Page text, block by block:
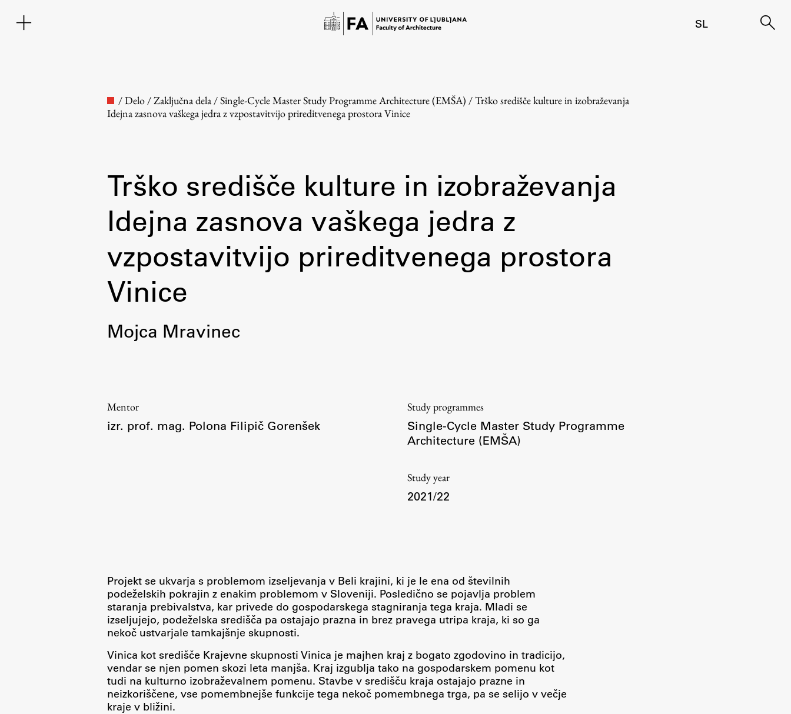
SL
About the Faculty
Contact the Faculty
Membership in Organizations
Study
Introduction to Studies
Schedules
Information for Students
ŠIS (EN)
/Delo /Zaključna dela /Single-Cycle Master Study Programme Architecture (EMŠA) /Trško središče kulture in izobraževanja
Idejna zasnova vaškega jedra z vzpostavitvijo prireditvenega prostora Vinice
Trško središče kulture in izobraževanja
Idejna zasnova vaškega jedra z
vzpostavitvijo prireditvenega prostora
Vinice
Mojca Mravinec
Mentor
izr. prof. mag. Polona Filipič Gorenšek
Study programmes
Single-Cycle Master Study Programme
Architecture (EMŠA)
Study year
2021/22
Projekt se ukvarja s problemom izseljevanja v Beli krajini, ki je le ena od številnih
podeželskih pokrajin z enakim problemom v Sloveniji. Posledično se pojavlja problem
staranja prebivalstva, kar privede do gospodarskega stagniranja tega kraja. Mladi se
izseljujejo, podeželska središča pa ostajajo prazna in brez pravega utripa kraja, ki so ga
nekoč ustvarjale tamkajšnje skupnosti.
Vinica kot središče Krajevne skupnosti Vinica je majhen kraj z bogato zgodovino in tradicijo,
vendar se njen pomen skozi leta manjša. Kraj izgublja tako na gospodarskem pomenu kot
tudi na kulturno izobraževalnem pomenu. Stavbe v središču kraja ostajajo prazne in
neizkoriščene, vse pomembnejše funkcije tega nekoč pomembnega trga, pa se selijo v večje
kraje v bližini.